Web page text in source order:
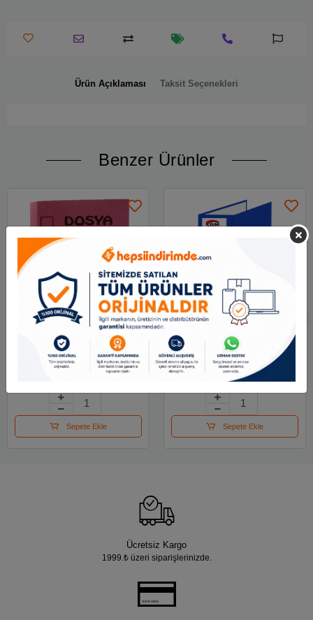
Ürün Açıklaması Taksit Seçenekleri
Benzer Ürünler
Alemdar Tam Kapak
Dosya Pembe
Sepete Ekle
Elba Telgraf Klasör
Plastik Lüx Geniş Mavi
111.78 TL
Sepete Ekle
Ücretsiz Kargo
1999.₺ üzeri siparişlerinizde.